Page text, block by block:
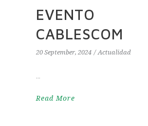
EVENTO
CABLESCOM
20 September, 2024 Actualidad
Read More